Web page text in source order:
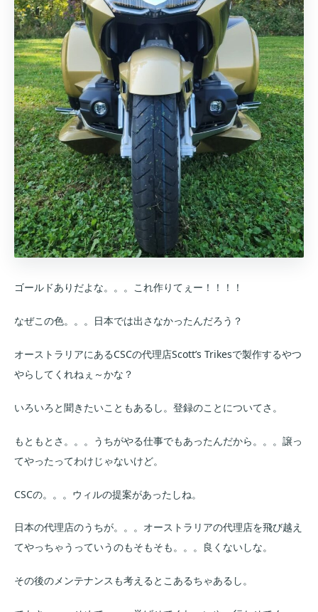
ゴールドありだよな。。。これ作りてぇー！！！！
なぜこの色。。。日本では出さなかったんだろう？
オーストラリアにあるCSCの代理店Scott’s Trikesで製作するやつ
やらしてくれねぇ～かな？
いろいろと聞きたいこともあるし。登録のことについてさ。
もともとさ。。。うちがやる仕事でもあったんだから。。。譲っ
てやったってわけじゃないけど。
CSCの。。。ウィルの提案があったしね。
日本の代理店のうちが。。。オーストラリアの代理店を飛び越え
てやっちゃうっていうのもそもそも。。。良くないしな。
その後のメンテナンスも考えるとこあるちゃあるし。